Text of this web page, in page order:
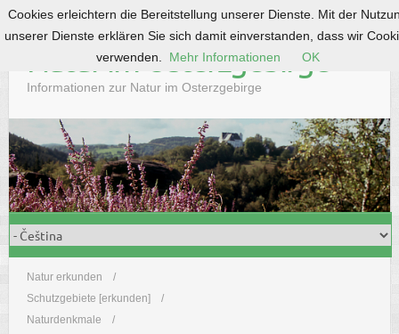
S
k
o
c
o
n
t
Natur im Osterzgebirge
Informationen zur Natur im Osterzgebirge
Natur erkunden
Schutzgebiete [erkunden]
Naturdenkmale
Cookies erleichtern die Bereitstellung unserer Dienste. Mit der
unserer Dienste erklären Sie sich damit einverstanden, dass wir
verwenden.
Mehr Informationen OK